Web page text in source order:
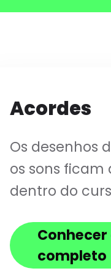
Acordes
Os desenhos
os sons ficam
dentro do
completo